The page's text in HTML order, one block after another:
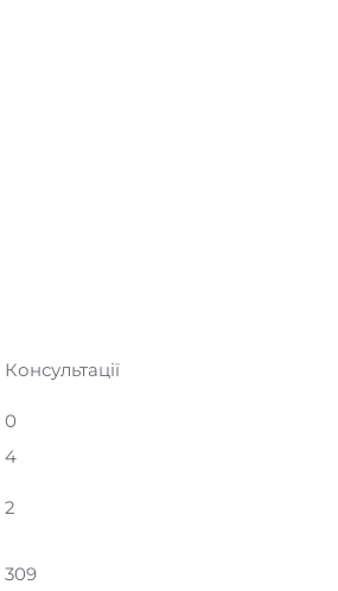
Консультації
0
4
2
309